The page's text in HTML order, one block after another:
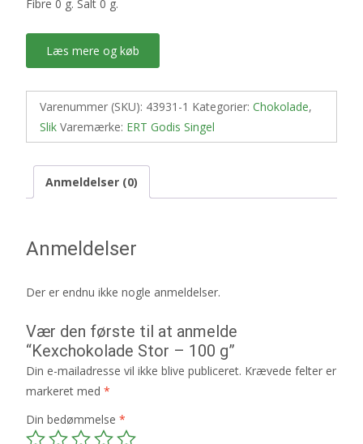
Fibre 0 g. Salt 0 g.
Læs mere og køb
Varenummer (SKU): 43931-1 Kategorier: Chokolade,
Slik Varemærke: ERT Godis Singel
Anmeldelser (0)
Anmeldelser
Der er endnu ikke nogle anmeldelser.
Vær den første til at anmelde
“Kexchokolade Stor – 100 g”
Din e-mailadresse vil ikke blive publiceret. Krævede felter er
markeret med *
Din bedømmelse *